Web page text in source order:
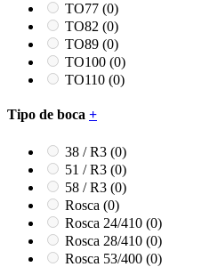
TO77 (0)
TO82 (0)
TO89 (0)
TO100 (0)
TO110 (0)
Tipo de boca +
38 / R3 (0)
51 / R3 (0)
58 / R3 (0)
Rosca (0)
Rosca 24/410 (0)
Rosca 28/410 (0)
Rosca 53/400 (0)